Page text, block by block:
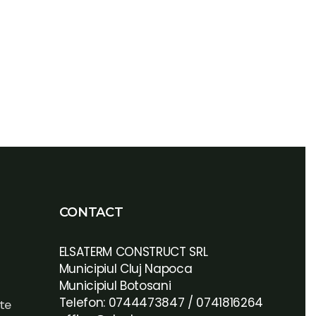
CONTACT
ELSATERM CONSTRUCT SRL
Municipiul Cluj Napoca
Municipiul Botosani
Telefon: 0744473847 / 0741816264